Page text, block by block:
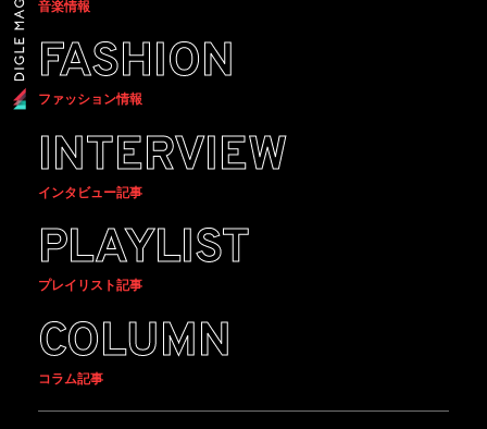
音楽情報
FASHION
ファッション情報
INTERVIEW
インタビュー記事
PLAYLIST
プレイリスト記事
COLUMN
コラム記事